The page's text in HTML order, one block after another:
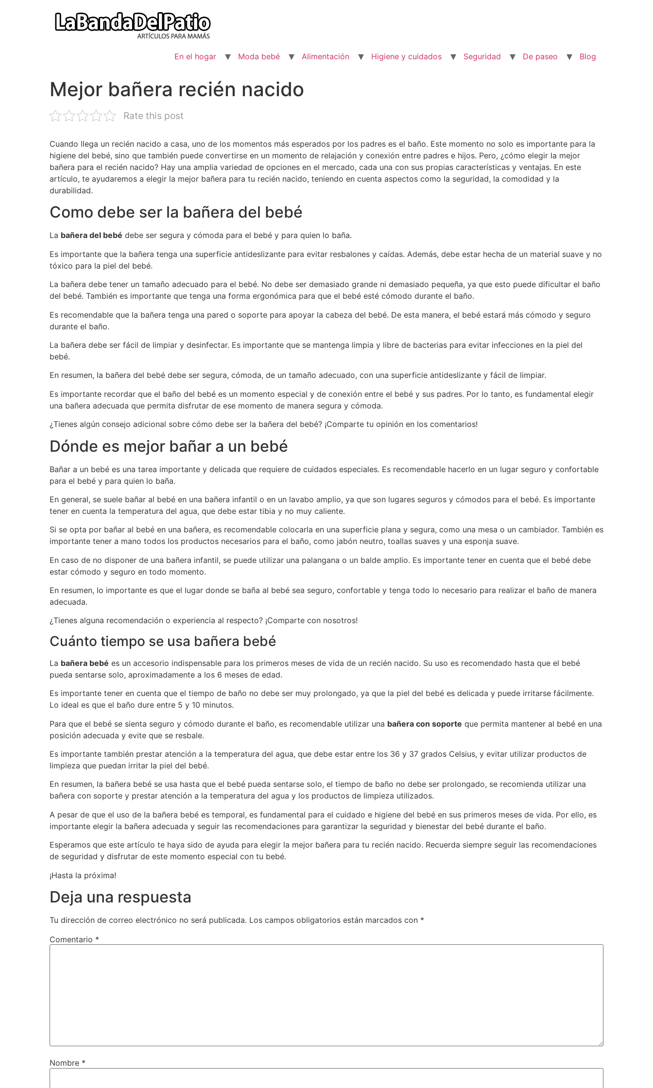
En el hogar Moda bebé Alimentación Higiene y cuidados Seguridad De paseo Blog
Mejor bañera recién nacido
Rate this post
Cuando llega un recién nacido a casa, uno de los momentos más esperados por los padres es el baño. Este momento no solo es importante para la
higiene del bebé, sino que también puede convertirse en un momento de relajación y conexión entre padres e hijos. Pero, ¿cómo elegir la mejor
bañera para el recién nacido? Hay una amplia variedad de opciones en el mercado, cada una con sus propias características y ventajas. En este
artículo, te ayudaremos a elegir la mejor bañera para tu recién nacido, teniendo en cuenta aspectos como la seguridad, la comodidad y la
durabilidad.
Como debe ser la bañera del bebé
La bañera del bebé debe ser segura y cómoda para el bebé y para quien lo baña.
Es importante que la bañera tenga una superficie antideslizante para evitar resbalones y caídas. Además, debe estar hecha de un material suave y no
tóxico para la piel del bebé.
La bañera debe tener un tamaño adecuado para el bebé. No debe ser demasiado grande ni demasiado pequeña, ya que esto puede dificultar el baño
del bebé. También es importante que tenga una forma ergonómica para que el bebé esté cómodo durante el baño.
Es recomendable que la bañera tenga una pared o soporte para apoyar la cabeza del bebé. De esta manera, el bebé estará más cómodo y seguro
durante el baño.
La bañera debe ser fácil de limpiar y desinfectar. Es importante que se mantenga limpia y libre de bacterias para evitar infecciones en la piel del
bebé.
En resumen, la bañera del bebé debe ser segura, cómoda, de un tamaño adecuado, con una superficie antideslizante y fácil de limpiar.
Es importante recordar que el baño del bebé es un momento especial y de conexión entre el bebé y sus padres. Por lo tanto, es fundamental elegir
una bañera adecuada que permita disfrutar de ese momento de manera segura y cómoda.
¿Tienes algún consejo adicional sobre cómo debe ser la bañera del bebé? ¡Comparte tu opinión en los comentarios!
Dónde es mejor bañar a un bebé
Bañar a un bebé es una tarea importante y delicada que requiere de cuidados especiales. Es recomendable hacerlo en un lugar seguro y confortable
para el bebé y para quien lo baña.
En general, se suele bañar al bebé en una bañera infantil o en un lavabo amplio, ya que son lugares seguros y cómodos para el bebé. Es importante
tener en cuenta la temperatura del agua, que debe estar tibia y no muy caliente.
Si se opta por bañar al bebé en una bañera, es recomendable colocarla en una superficie plana y segura, como una mesa o un cambiador. También es
importante tener a mano todos los productos necesarios para el baño, como jabón neutro, toallas suaves y una esponja suave.
En caso de no disponer de una bañera infantil, se puede utilizar una palangana o un balde amplio. Es importante tener en cuenta que el bebé debe
estar cómodo y seguro en todo momento.
En resumen, lo importante es que el lugar donde se baña al bebé sea seguro, confortable y tenga todo lo necesario para realizar el baño de manera
adecuada.
¿Tienes alguna recomendación o experiencia al respecto? ¡Comparte con nosotros!
Cuánto tiempo se usa bañera bebé
La bañera bebé es un accesorio indispensable para los primeros meses de vida de un recién nacido. Su uso es recomendado hasta que el bebé
pueda sentarse solo, aproximadamente a los 6 meses de edad.
Es importante tener en cuenta que el tiempo de baño no debe ser muy prolongado, ya que la piel del bebé es delicada y puede irritarse fácilmente.
Lo ideal es que el baño dure entre 5 y 10 minutos.
Para que el bebé se sienta seguro y cómodo durante el baño, es recomendable utilizar una bañera con soporte que permita mantener al bebé en una
posición adecuada y evite que se resbale.
Es importante también prestar atención a la temperatura del agua, que debe estar entre los 36 y 37 grados Celsius, y evitar utilizar productos de
limpieza que puedan irritar la piel del bebé.
En resumen, la bañera bebé se usa hasta que el bebé pueda sentarse solo, el tiempo de baño no debe ser prolongado, se recomienda utilizar una
bañera con soporte y prestar atención a la temperatura del agua y los productos de limpieza utilizados.
A pesar de que el uso de la bañera bebé es temporal, es fundamental para el cuidado e higiene del bebé en sus primeros meses de vida. Por ello, es
importante elegir la bañera adecuada y seguir las recomendaciones para garantizar la seguridad y bienestar del bebé durante el baño.
Esperamos que este artículo te haya sido de ayuda para elegir la mejor bañera para tu recién nacido. Recuerda siempre seguir las recomendaciones
de seguridad y disfrutar de este momento especial con tu bebé.
¡Hasta la próxima!
Deja una respuesta
Tu dirección de correo electrónico no será publicada. Los campos obligatorios están marcados con *
Comentario *
Nombre *